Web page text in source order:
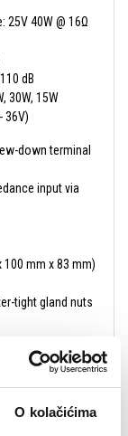
O kolačićima
25V 40W @ 16Ω
dB
30W, 15W
36V)
down terminal
input via
100 mm x 83 mm)
tight gland nuts